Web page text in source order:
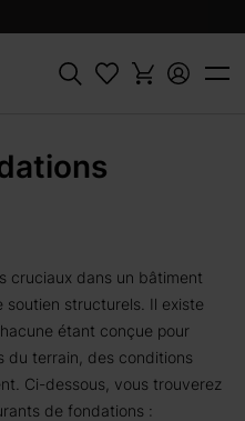
Rechercher
cruciaux dans un bâtiment
structurels. Il existe
étant conçue pour
du terrain, des conditions
Ci-dessous, vous trouverez
de fondations :